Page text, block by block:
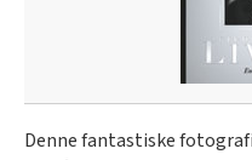
Denne fantastiske